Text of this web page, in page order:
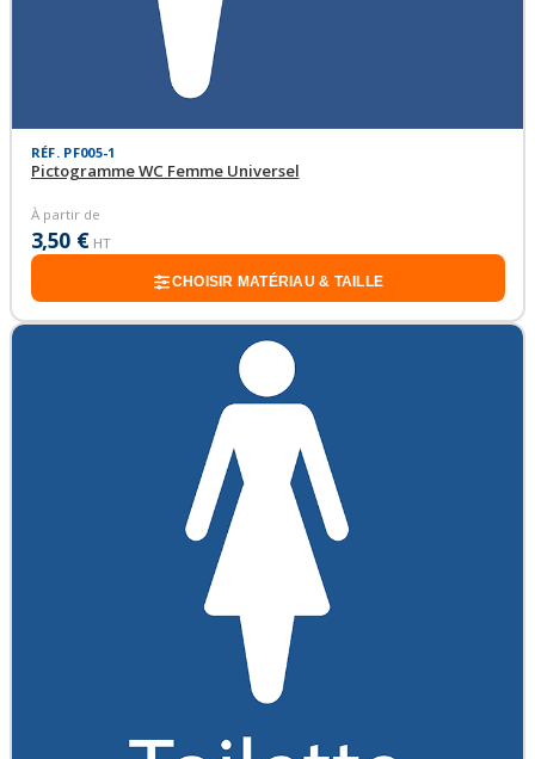
RÉF. PF005-1
Pictogramme WC Femme Universel
À partir de
3,50 € HT
CHOISIR MATÉRIAU & TAILLE